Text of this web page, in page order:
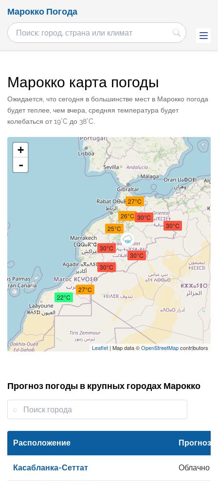
Марокко Погода
Марокко карта погоды
Ожидается, что сегодня в большинстве мест в Марокко погода
будет теплее, чем вчера, средняя температура будет
колебаться от 19°C до 38°C.
25°C
26°C 30°C
27°C
30°C
22°C
27°C
30°C
30°C
30°C
+
-
Leaflet | Map data ©OpenStreetMapcontributors
Прогноз погоды в крупных городах Марокко
Расположение Прогноз
Касабланка-Сеттат Облачно